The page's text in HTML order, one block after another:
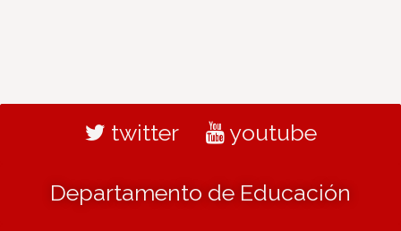
twitter youtube
Departamento de Educación